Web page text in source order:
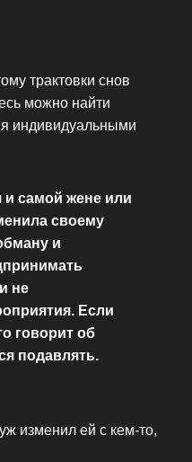
трактовки снов
можно найти
индивидуальными
и самой жене или
своему
и
не
Если
говорит об
подавлять.
изменил ей с кем-то,